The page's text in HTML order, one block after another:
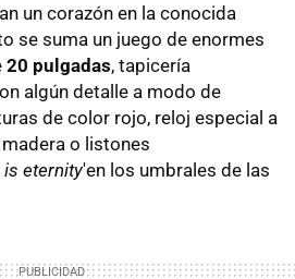
un corazón en la conocida
se suma un juego de enormes
20 pulgadas, tapicería
algún detalle a modo de
de color rojo, reloj especial a
o listones
is eternity'en los umbrales de las